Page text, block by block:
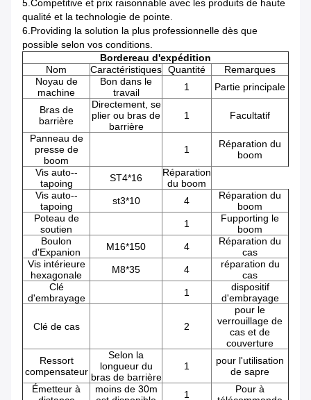
5.Competitive et prix raisonnable avec les produits de haute
qualité et la technologie de pointe.
6.Providing la solution la plus professionnelle dès que
possible selon vos conditions.
Bordereau d'expédition
Nom
Caractéristiques Quantité
Remarques
Noyau de
machine
Bon dans le
travail
1 Partie principale
Bras de
barrière
Directement, se
plier ou bras de
barrière
1 Facultatif
Panneau de
presse de
boom
1
Réparation du
boom
Vis auto--
tapoing
ST4*16
Réparation
du boom
Vis auto--
tapoing
st3*10 4
Réparation du
boom
Poteau de
soutien
1
Fupporting le
boom
Boulon
d'Expanion
M16*150 4
Réparation du
cas
Vis intérieure
hexagonale
M8*35 4
réparation du
cas
Clé
d'embrayage
1
dispositif
d'embrayage
Clé de cas 2
pour le
verrouillage de
cas et de
couverture
Ressort
compensateur
Selon la
longueur du
bras de barrière
1
pour l'utilisation
de sapre
Émetteur à
moins de 30m
1
Pour à